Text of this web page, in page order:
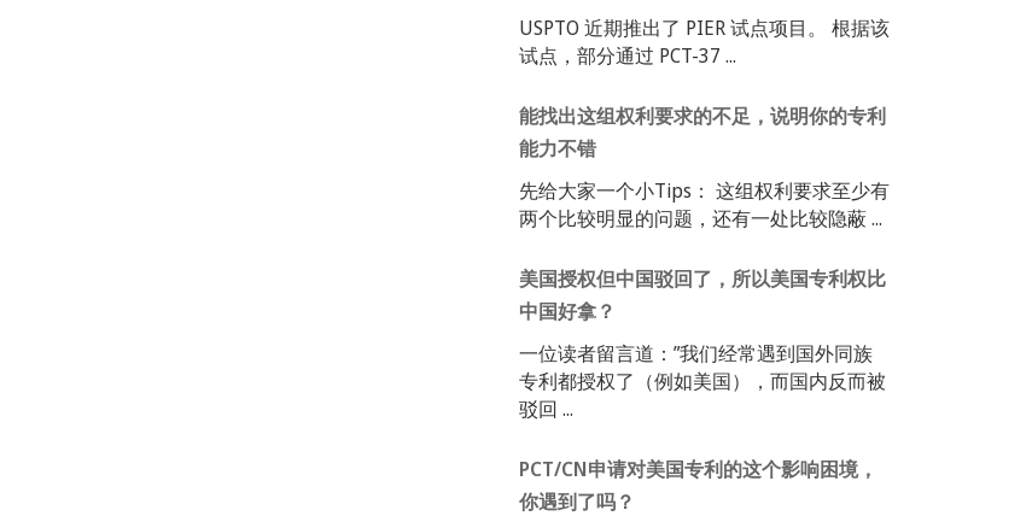
USPTO 近期推出了 PIER 试点项目。 根据该
试点，部分通过 PCT-37 ...
能找出这组权利要求的不足，说明你的专利
能力不错
先给大家一个小Tips： 这组权利要求至少有
两个比较明显的问题，还有一处比较隐蔽 ...
美国授权但中国驳回了，所以美国专利权比
中国好拿？
一位读者留言道：”我们经常遇到国外同族
专利都授权了（例如美国），而国内反而被
驳回 ...
PCT/CN申请对美国专利的这个影响困境，
你遇到了吗？